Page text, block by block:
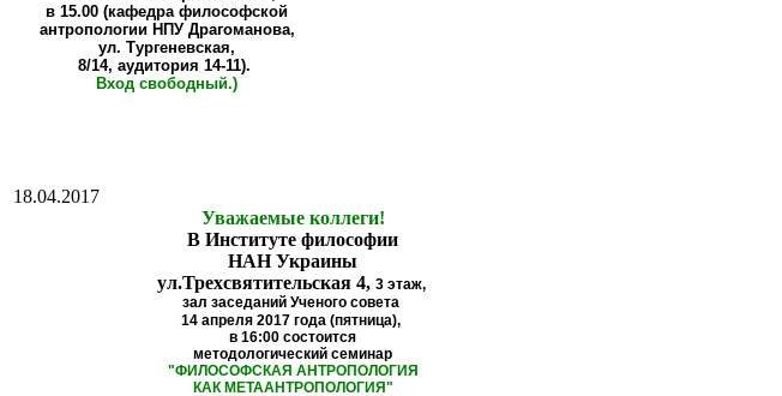
в 15.00 (кафедра философской
антропологии НПУ Драгоманова,
ул. Тургеневская,
8/14, аудитория 14-11).
Вход свободный.)
18.04.2017
Уважаемые коллеги!
В Институте философии
НАН Украины
ул.Трехсвятительская 4, 3 этаж,
зал заседаний Ученого совета
14 апреля 2017 года (пятница),
в 16:00 состоится
методологический семинар
"ФИЛОСОФСКАЯ АНТРОПОЛОГИЯ
КАК МЕТААНТРОПОЛОГИЯ "